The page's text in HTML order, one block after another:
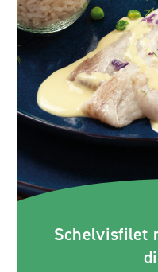
Schelvisfilet